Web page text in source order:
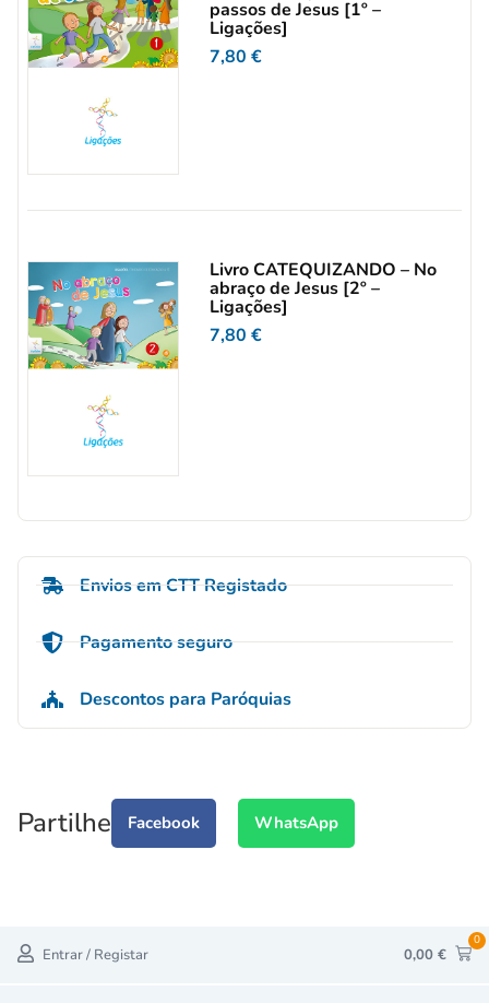
passos de Jesus [1º –
Ligações]
7,80€
Livro CATEQUIZANDO – No
abraço de Jesus [2º –
Ligações]
7,80€
Envios em CTT Registado
Pagamento seguro
Descontos para Paróquias
Partilhe Facebook WhatsApp
Entrar / Registar 0,00 €
0